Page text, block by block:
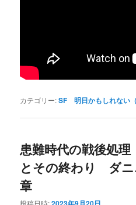
カテゴリー:SF 明日かもしれない
患難時代の戦後処
とその終わり ダ
章
投稿日時: